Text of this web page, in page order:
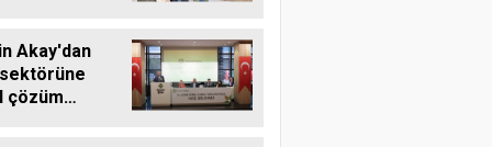
Akay'dan
çözüm